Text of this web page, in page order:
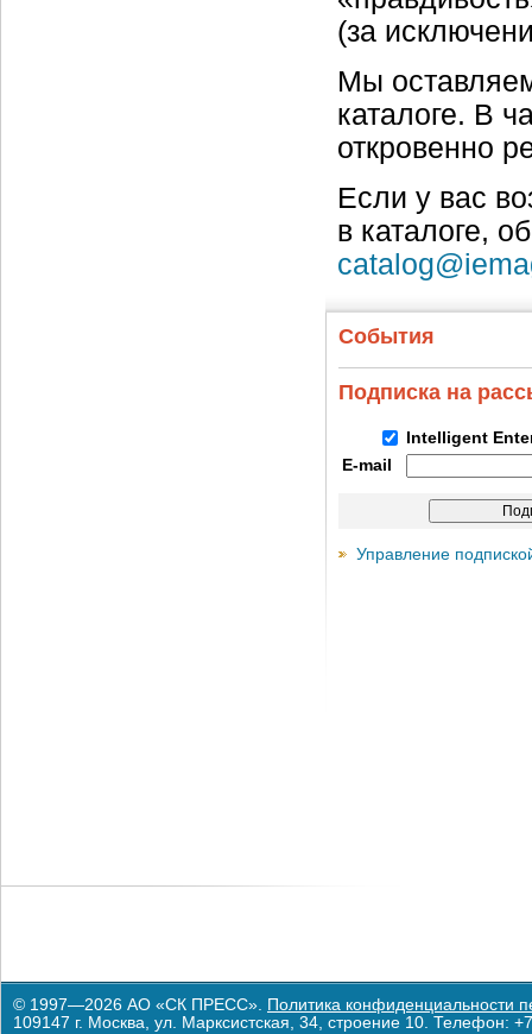
(за
Мы
каталоге. В
откровенно
Если у вас
в каталоге,
События
Подписка на
Intelligent
E-mail
Управление
© 1997—2026 АО «СК ПРЕСС». Политика конфиденциальности
109147 г. Москва, ул. Марксистская, 34, строение 10. Телефон: